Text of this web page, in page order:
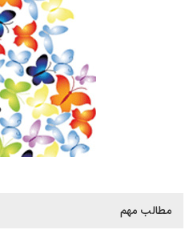
مطالب مهم